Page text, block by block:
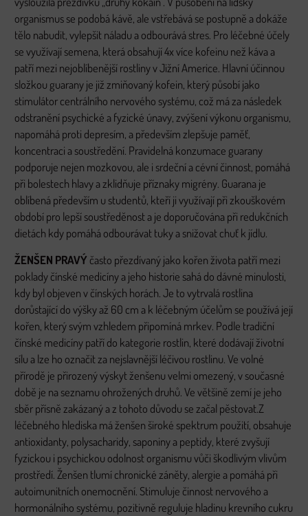
organismus se podobá kávě, ale vstřebává se postupně a dokáže
tělo nabudit, vylepšit náladu a odbourává stres. Pro léčebné účely
se využívají semena, která obsahují 4x více kofeinu než káva a
patří mezi nejoblíbenější rostliny v Jižní Americe. Hlavní účinnou
složkou guarany je již zmiňovaný kofein, který působí jako
stimulátor centrálního nervového systému, což má za následek
odstranění psychické a fyzické únavy, zvýšení výkonu organismu,
napomáhá proti depresím, a především zlepšuje paměť,
koncentraci a soustředění. Pravidelná konzumace guarany
podporuje nejen mozkovou, ale i srdeční a cévní činnost, pomáhá
při bolestech hlavy a zklidňuje příznaky migrény. Guarana je
oblíbená především u studentů, kteří ji využívají při zkouškovém
období pro lepší soustředěnost a je doporučována při redukčních
dietách kdy pomáhá odbourávat tuky a snižovat chuť k jídlu.
ŽENŠEN PRAVÝ často přezdívaný jako kořen života patří mezi
poklady čínské medicíny a jeho historie sahá do dávné minulosti,
kdy byl objeven v čínských horách. Je to vytrvalá rostlina
dorůstající do výšky až 60 cm a k léčebným účelům se používá její
kořen, který svým vzhledem připomíná mrkev. Podle tradiční
čínské medicíny patří do kategorie rostlin, které dodávají životní
sílu a lze ho označit za nejslavnější léčivou rostlinu. Ve volné
přírodě je přirozený výskyt ženšenu velmi omezený, v současné
době je na seznamu ohrožených druhů. Ve většině zemí je jeho
sběr přísně zakázaný a z tohoto důvodu se začal pěstovat.Z
léčebného hlediska má ženšen široké spektrum použití, obsahuje
antioxidanty, polysacharidy, saponiny a peptidy, které zvyšují
fyzickou i psychickou odolnost organismu vůči škodlivým vlivům
prostředí. Ženšen tlumí chronické záněty, alergie a pomáhá při
autoimunitních onemocnění. Stimuluje činnost nervového a
hormonálního systému, pozitivně reguluje hladinu krevního cukru